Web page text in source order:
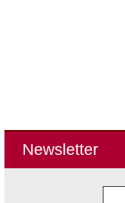
Newsletter